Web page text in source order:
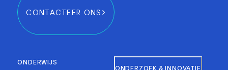
CONTACTEER ONS
ONDERWIJS
ONDERZOEK & INNOVATIE